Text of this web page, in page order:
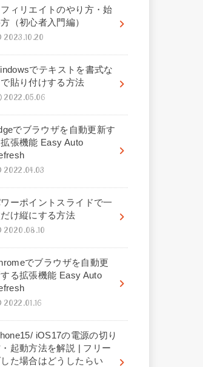
ィリエイトのやり方・始
（初心者入門編）
2023.10.20
でテキストを書式な
で貼り付けする方法
2022.05.06
でブラウザを自動更新す
拡張機能 Easy Auto
2022.04.03
ーポイントスライドで一
け縦にする方法
2020.08.10
でブラウザを自動更
る拡張機能 Easy Auto
2022.01.16
iOS17の電源の切り
起動方法を解説 | フリー
した場合はどうしたらい